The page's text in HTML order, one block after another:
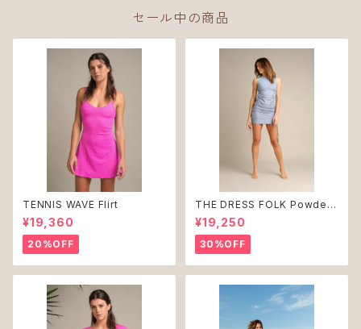
セール中の商品
TENNIS WAVE Flirt
¥19,360
20%OFF
THE DRESS FOLK Powder
Blue ♻︎
¥19,250
30%OFF